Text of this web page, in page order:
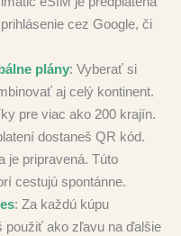
cez Google, či
plány: Vyberať si
aj celý kontinent.
pre viac ako 200 krajín.
dostaneš QR kód.
je pripravená. Túto
cestujú spontánne.
: Za každú kúpu
použiť ako zľavu na ďalšie